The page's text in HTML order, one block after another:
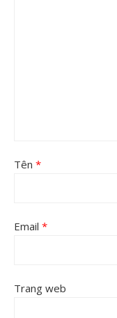
Tên *
Email *
Trang web